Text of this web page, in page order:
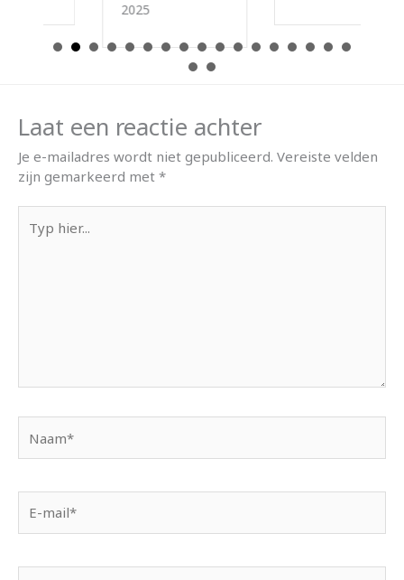
Laat een reactie achter
Je e-mailadres wordt niet gepubliceerd. Vereiste velden
zijn gemarkeerd met *
hier...
mail*